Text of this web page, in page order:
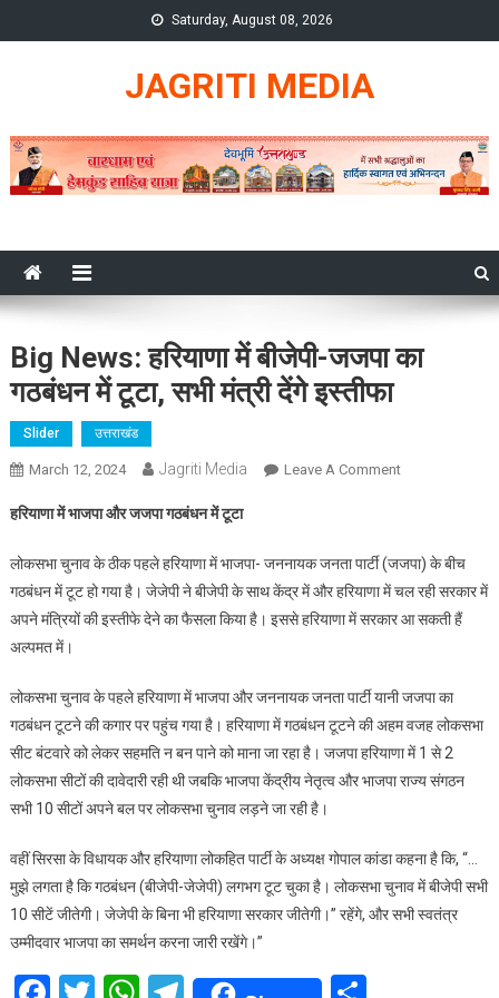
to
Saturday, August 08, 2026
JAGRITI MEDIA
Big News: हरियाणा में बीजेपी-जजपा का
गठबंधन में टूटा, सभी मंत्री देंगे इस्तीफा
Slider उत्तराखंड
March 12, 2024 Jagriti Media Leave A CommentOn
में
बीजेपी-
जजपा
में
टूटा,
सभी
मंत्री
हरियाणा में भाजपा और जजपा गठबंधन में टूटा
लोकसभा चुनाव के ठीक पहले हरियाणा में भाजपा- जननायक जनता पार्टी (जजपा) के बीच
गठबंधन में टूट हो गया है। जेजेपी ने बीजेपी के साथ केंद्र में और हरियाणा में चल रही सरकार में
अपने मंत्रियों की इस्तीफे देने का फैसला किया है। इससे हरियाणा में सरकार आ सकती हैं
अल्पमत में।
लोकसभा चुनाव के पहले हरियाणा में भाजपा और जननायक जनता पार्टी यानी जजपा का
गठबंधन टूटने की कगार पर पहुंच गया है। हरियाणा में गठबंधन टूटने की अहम वजह लोकसभा
सीट बंटवारे को लेकर सहमति न बन पाने को माना जा रहा है। जजपा हरियाणा में 1 से 2
लोकसभा सीटों की दावेदारी रही थी जबकि भाजपा केंद्रीय नेतृत्व और भाजपा राज्य संगठन
सभी 10 सीटों अपने बल पर लोकसभा चुनाव लड़ने जा रही है।
वहीं सिरसा के विधायक और हरियाणा लोकहित पार्टी के अध्यक्ष गोपाल कांडा कहना है कि, “…
मुझे लगता है कि गठबंधन (बीजेपी-जेजेपी) लगभग टूट चुका है। लोकसभा चुनाव में बीजेपी सभी
10 सीटें जीतेगी। जेजेपी के बिना भी हरियाणा सरकार जीतेगी।” रहेंगे, और सभी स्वतंत्र
उम्मीदवार भाजपा का समर्थन करना जारी रखेंगे।”